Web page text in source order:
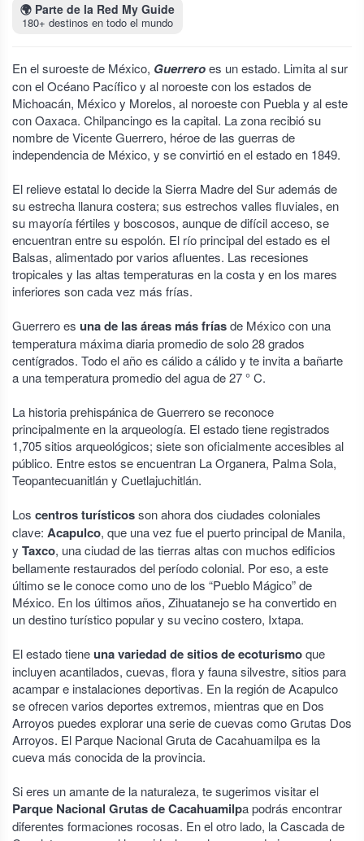
🌍 Parte de la Red My Guide
180+ destinos en todo el mundo
En el suroeste de México, Guerreroes un estado. Limita al sur
con el Océano Pacífico y al noroeste con los estados de
Michoacán, México y Morelos, al noroeste con Puebla y al este
con Oaxaca. Chilpancingo es la capital. La zona recibió su
nombre de Vicente Guerrero, héroe de las guerras de
independencia de México, y se convirtió en el estado en 1849.
El relieve estatal lo decide la Sierra Madre del Sur además de
su estrecha llanura costera; sus estrechos valles fluviales, en
su mayoría fértiles y boscosos, aunque de difícil acceso, se
encuentran entre su espolón. El río principal del estado es el
Balsas, alimentado por varios afluentes. Las recesiones
tropicales y las altas temperaturas en la costa y en los mares
inferiores son cada vez más frías.
Guerrero es una de las áreas más fríasde México con una
temperatura máxima diaria promedio de solo 28 grados
centígrados. Todo el año es cálido a cálido y te invita a bañarte
a una temperatura promedio del agua de 27 ° C.
La historia prehispánica de Guerrero se reconoce
principalmente en la arqueología. El estado tiene registrados
1,705 sitios arqueológicos; siete son oficialmente accesibles al
público. Entre estos se encuentran La Organera, Palma Sola,
Teopantecuanitlán y Cuetlajuchitlán.
Los centros turísticosson ahora dos ciudades coloniales
clave: Acapulco, que una vez fue el puerto principal de Manila,
y Taxco, una ciudad de las tierras altas con muchos edificios
bellamente restaurados del período colonial. Por eso, a este
último se le conoce como uno de los “Pueblo Mágico” de
México. En los últimos años, Zihuatanejo se ha convertido en
un destino turístico popular y su vecino costero, Ixtapa.
El estado tieneuna variedad de sitios de ecoturismoque
incluyen acantilados, cuevas, flora y fauna silvestre, sitios para
acampar e instalaciones deportivas. En la región de Acapulco
se ofrecen varios deportes extremos, mientras que en Dos
Arroyos puedes explorar una serie de cuevas como Grutas Dos
Arroyos. El Parque Nacional Gruta de Cacahuamilpa es la
cueva más conocida de la provincia.
Si eres un amante de la naturaleza, te sugerimos visitar el
Parque Nacional Grutas de Cacahuamilpa podrás encontrar
diferentes formaciones rocosas. En el otro lado, la Cascada de